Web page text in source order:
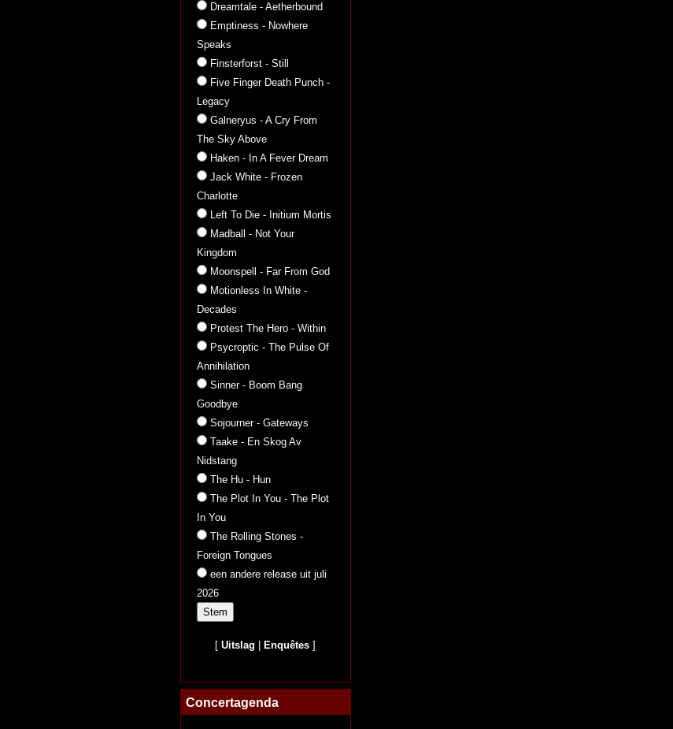
Dreamtale - Aetherbound
Emptiness - Nowhere
Speaks
Finsterforst - Still
Five Finger Death Punch -
Legacy
Galneryus - A Cry From
The Sky Above
Haken - In A Fever Dream
Jack White - Frozen
Charlotte
Left To Die - Initium Mortis
Madball - Not Your
Kingdom
Moonspell - Far From God
Motionless In White -
Decades
Protest The Hero - Within
Psycroptic - The Pulse Of
Annihilation
Sinner - Boom Bang
Goodbye
Sojourner - Gateways
Taake - En Skog Av
Nidstang
The Hu - Hun
The Plot In You - The Plot
In You
The Rolling Stones -
Foreign Tongues
een andere release uit juli
2026
[Uitslag Enquêtes ]
Concertagenda